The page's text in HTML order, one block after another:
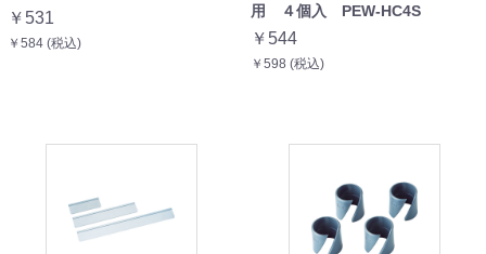
￥531
￥584 (税込)
用 ４個入 PEW-HC4S
￥544
￥598 (税込)